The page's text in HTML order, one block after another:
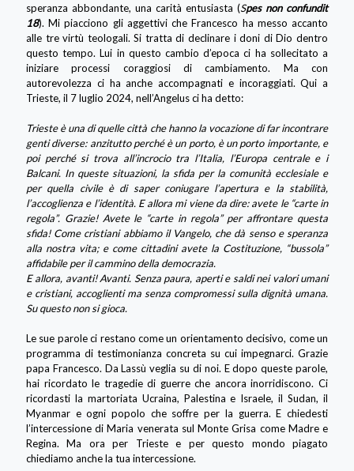
speranza abbondante, una carità entusiasta (Spes non confundit
18). Mi piacciono gli aggettivi che Francesco ha messo accanto
alle tre virtù teologali. Si tratta di declinare i doni di Dio dentro
questo tempo. Lui in questo cambio d’epoca ci ha sollecitato a
iniziare processi coraggiosi di cambiamento. Ma con
autorevolezza ci ha anche accompagnati e incoraggiati. Qui a
Trieste, il 7 luglio 2024, nell’Angelus ci ha detto:
Trieste è una di quelle città che hanno la vocazione di far incontrare
genti diverse: anzitutto perché è un porto, è un porto importante, e
poi perché si trova all’incrocio tra l’Italia, l’Europa centrale e i
Balcani. In queste situazioni, la sfida per la comunità ecclesiale e
per quella civile è di saper coniugare l’apertura e la stabilità,
l’accoglienza e l’identità. E allora mi viene da dire: avete le “carte in
regola”. Grazie! Avete le “carte in regola” per affrontare questa
sfida! Come cristiani abbiamo il Vangelo, che dà senso e speranza
alla nostra vita; e come cittadini avete la Costituzione, “bussola”
affidabile per il cammino della democrazia.
E allora, avanti! Avanti. Senza paura, aperti e saldi nei valori umani
e cristiani, accoglienti ma senza compromessi sulla dignità umana.
Su questo non si gioca.
Le sue parole ci restano come un orientamento decisivo, come un
programma di testimonianza concreta su cui impegnarci. Grazie
papa Francesco. Da Lassù veglia su di noi. E dopo queste parole,
hai ricordato le tragedie di guerre che ancora inorridiscono. Ci
ricordasti la martoriata Ucraina, Palestina e Israele, il Sudan, il
Myanmar e ogni popolo che soffre per la guerra. E chiedesti
l’intercessione di Maria venerata sul Monte Grisa come Madre e
Regina. Ma ora per Trieste e per questo mondo piagato
chiediamo anche la tua intercessione.